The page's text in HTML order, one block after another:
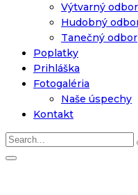
Výtvarný odbor
Hudobný
Tanečný odbor
Poplatky
Prihláška
Fotogaléria
Naše úspechy
Kontakt